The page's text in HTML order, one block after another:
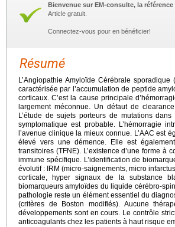
Bienvenue sur EM-consulte, la
Article gratuit.
Connectez-vous pour en bénéficier!
Résumé
L’Angiopathie Amyloïde Cérébrale
caractérisée par l’accumulation de peptide
corticaux. C’est la cause principale
largement méconnue. Un défaut de
L’étude de sujets porteurs de mutations
symptomatique est probable. L’hémorragie
l’avenue clinique la mieux connue. L’AAC est
élevé vers une démence. Elle est
transitoires (TFNE). L’existence d’une forme à
immune spécifique. L’identification de
évolutif : IRM (micro-saignements, micro
corticale, hyper signaux de la substance
biomarqueurs amyloïdes du liquide cérébro-
pathologie reste un élément essentiel du
(critères de Boston modifiés). Aucune
développements sont en cours. Le contrôle
anticoagulants chez les patients à haut risque